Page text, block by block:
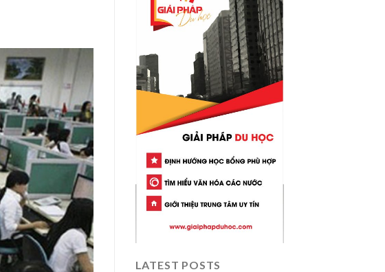
LATEST POSTS